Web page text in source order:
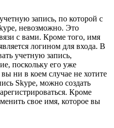
запись, по которой с
невозможно. Это
с вами. Кроме того, имя
логином для входа. В
учетную запись,
поскольку его уже
ни в коем случае не хотите
Skype, можно создать
Кроме
свое имя, которое вы